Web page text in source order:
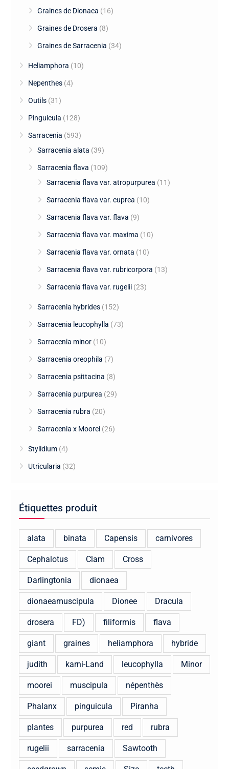
Graines de Dionaea (16)
Graines de Drosera (8)
Graines de Sarracenia (34)
Heliamphora (10)
Nepenthes (4)
Outils (31)
Pinguicula (128)
Sarracenia (593)
Sarracenia alata (39)
Sarracenia flava (109)
Sarracenia flava var. atropurpurea (11)
Sarracenia flava var. cuprea (10)
Sarracenia flava var. flava (9)
Sarracenia flava var. maxima (10)
Sarracenia flava var. ornata (10)
Sarracenia flava var. rubricorpora (13)
Sarracenia flava var. rugelii (23)
Sarracenia hybrides (152)
Sarracenia leucophylla (73)
Sarracenia minor (10)
Sarracenia oreophila (7)
Sarracenia psittacina (8)
Sarracenia purpurea (29)
Sarracenia rubra (20)
Sarracenia x Moorei (26)
Stylidium (4)
Utricularia (32)
Étiquettes produit
alata binata Capensis carnivores
Cephalotus Clam Cross
Darlingtonia dionaea
dionaeamuscipula Dionee Dracula
drosera FD) filiformis flava
giant graines heliamphora hybride
judith karni-Land leucophylla Minor
moorei muscipula népenthès
Phalanx pinguicula Piranha
plantes purpurea red rubra
rugelii sarracenia Sawtooth